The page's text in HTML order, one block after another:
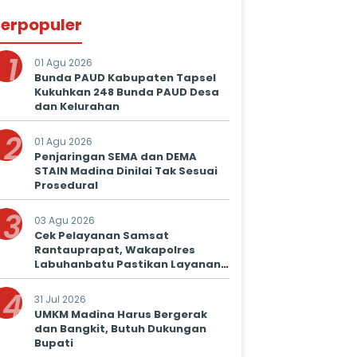
1 01 Agu 2026
Bunda PAUD Kabupaten Tapsel
Kukuhkan 248 Bunda PAUD Desa
dan Kelurahan
2 01 Agu 2026
Penjaringan SEMA dan DEMA
STAIN Madina Dinilai Tak Sesuai
Prosedural
3 03 Agu 2026
Cek Pelayanan Samsat
Rantauprapat, Wakapolres
Labuhanbatu Pastikan Layanan
Prima untuk Masyarakat
4 31 Jul 2026
UMKM Madina Harus Bergerak
dan Bangkit, Butuh Dukungan
Bupati